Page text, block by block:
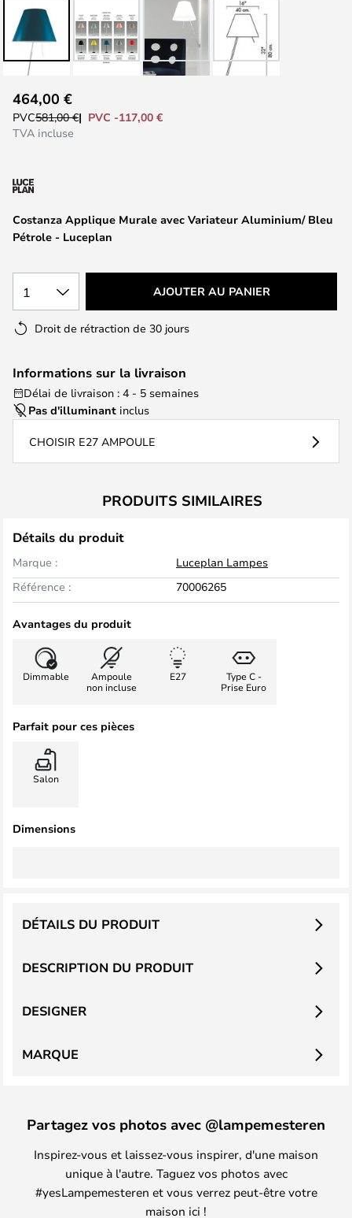
to
the
the
gallery
Costanza Applique Murale avec Variateur Aluminium/ Bleu
Pétrole - Luceplan
464,00 €
PVC581,00 €
PVC -117,00 €
TVA incluse
1 AJOUTER AU PANIER
Droit de rétraction de 30 jours
Informations sur la livraison
Délai de livraison : 4 - 5 semaines
Pas d'illuminant inclus
CHOISIR E27 AMPOULE
PRODUITS SIMILAIRES
Détails du produit
Marque :
Luceplan Lampes
Référence :
70006265
Avantages du produit
Dimmable
Ampoule
non incluse
E27
Type C -
Prise Euro
Parfait pour ces pièces
Salon
Dimensions
DESCRIPTION DU PRODUIT
DÉTAILS DU PRODUIT
DESIGNER
MARQUE
Partagez vos photos avec @lampemesteren
Inspirez-vous et laissez-vous inspirer, d'une maison
unique à l'autre. Taguez vos photos avec
#yesLampemesteren et vous verrez peut-être votre
maison ici !